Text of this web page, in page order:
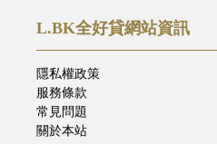
L.BK全好貸網站資訊
隱私權政策
服務條款
常見問題
關於本站